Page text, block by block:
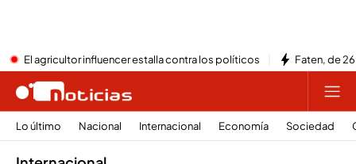
El agricultor influencer estalla contra los políticos Faten, de
Lo último Nacional Internacional Economía Sociedad